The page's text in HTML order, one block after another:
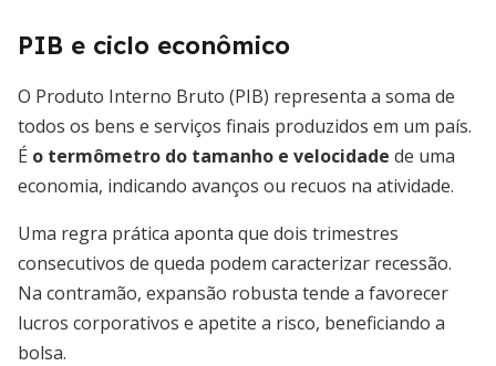
PIB e ciclo econômico
O Produto Interno Bruto (PIB) representa a soma de
todos os bens e serviços finais produzidos em um país.
É o termômetro do tamanho e velocidade de uma
economia, indicando avanços ou recuos na atividade.
Uma regra prática aponta que dois trimestres
consecutivos de queda podem caracterizar recessão.
Na contramão, expansão robusta tende a favorecer
lucros corporativos e apetite a risco, beneficiando a
bolsa.